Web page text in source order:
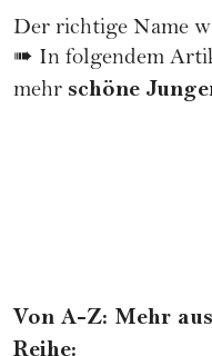
Der richtige Name
➠ In folgendem
mehr schöne
Von A-Z: Mehr
Reihe: